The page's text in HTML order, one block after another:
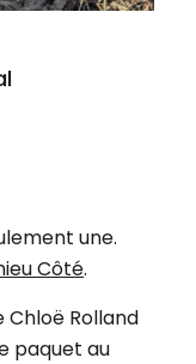
une.
Côté.
Chloë Rolland
paquet au